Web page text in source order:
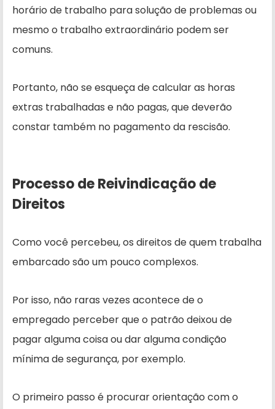
horário de trabalho para solução de problemas ou
mesmo o trabalho extraordinário podem ser
comuns.
Portanto, não se esqueça de calcular as horas
extras trabalhadas e não pagas, que deverão
constar também no pagamento da rescisão.
Processo de Reivindicação de
Direitos
Como você percebeu, os direitos de quem trabalha
embarcado são um pouco complexos.
Por isso, não raras vezes acontece de o
empregado perceber que o patrão deixou de
pagar alguma coisa ou dar alguma condição
mínima de segurança, por exemplo.
O primeiro passo é procurar orientação com o